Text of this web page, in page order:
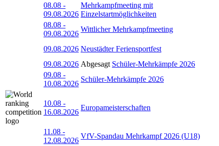
08.08 -
09.08.2026
Mehrkampfmeeting mit
Einzelstartmöglichkeiten
08.08 -
09.08.2026
Wittlicher Mehrkampfmeeting
09.08.2026 Neustädter Feriensportfest
09.08.2026 Abgesagt Schüler-Mehrkämpfe 2026
09.08 -
10.08.2026
Schüler-Mehrkämpfe 2026
10.08 -
16.08.2026
Europameisterschaften
11.08 -
12.08.2026
VfV-Spandau Mehrkampf 2026 (U18)